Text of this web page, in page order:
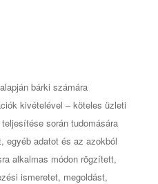
bárki számára
kivételével – köteles üzleti
során tudomására
egyéb adatot és az azokból
alkalmas módon rögzített,
ismeretet, megoldást,